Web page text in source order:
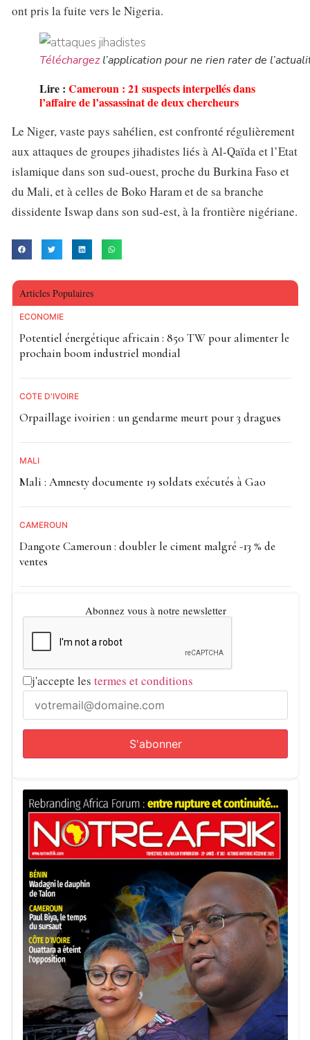
ont pris la fuite vers le Nigeria.
Téléchargezl’application pour ne rien rater de
Lire : Cameroun : 21 suspects interpellés dans
l’affaire de l’assassinat de deux chercheurs
Le Niger, vaste pays sahélien, est confronté régulièrement
aux attaques de groupes jihadistes liés à Al-Qaïda et l’Etat
islamique dans son sud-ouest, proche du Burkina Faso et
du Mali, et à celles de Boko Haram et de sa branche
dissidente Iswap dans son sud-est, à la frontière nigériane.
Articles Populaires
ECONOMIE
Potentiel énergétique africain : 850 TW pour alimenter le
prochain boom industriel mondial
CÔTE D'IVOIRE
Orpaillage ivoirien : un gendarme meurt pour 3 dragues
MALI
Mali : Amnesty documente 19 soldats exécutés à Gao
CAMEROUN
Dangote Cameroun : doubler le ciment malgré -13 % de
ventes
Abonnez vous à notre newsletter
j'accepte les termes et conditions